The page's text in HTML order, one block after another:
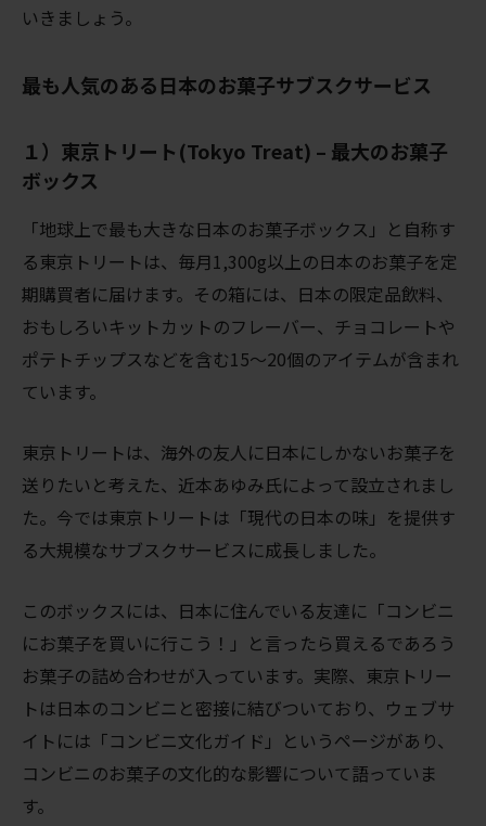
いきましょう。
最も人気のある日本のお菓子サブスクサービス
１）東京トリート(Tokyo Treat) – 最大のお菓子
ボックス
「地球上で最も大きな日本のお菓子ボックス」と自称す
る東京トリートは、毎月1,300g以上の日本のお菓子を定
期購買者に届けます。その箱には、日本の限定品飲料、
おもしろいキットカットのフレーバー、チョコレートや
ポテトチップスなどを含む15〜20個のアイテムが含まれ
ています。
東京トリートは、海外の友人に日本にしかないお菓子を
送りたいと考えた、近本あゆみ氏によって設立されまし
た。今では東京トリートは「現代の日本の味」を提供す
る大規模なサブスクサービスに成長しました。
このボックスには、日本に住んでいる友達に「コンビニ
にお菓子を買いに行こう！」と言ったら買えるであろう
お菓子の詰め合わせが入っています。実際、東京トリー
トは日本のコンビニと密接に結びついており、ウェブサ
イトには「コンビニ文化ガイド」というページがあり、
コンビニのお菓子の文化的な影響について語っていま
す。